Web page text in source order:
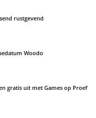
rustgevend
Woodo
gratis uit met Games op Proef